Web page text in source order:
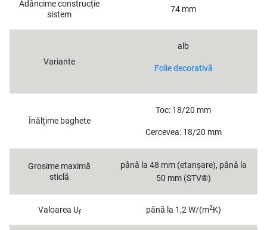
Adâncime construcție
sistem
74 mm
Variante
alb
Folie decorativă
Înălțime baghete
Toc: 18/20 mm
Cercevea: 18/20 mm
Grosime maximă
sticlă
până la 48 mm (etanșare), până la
50 mm (STV®)
Valoarea Uf până la 1,2 W/(m2K)